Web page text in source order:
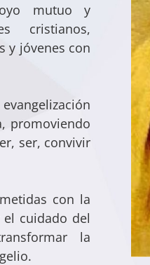
mutuo y
cristianos,
y jóvenes con
promoviendo
ser, convivir
con la
cuidado del
la